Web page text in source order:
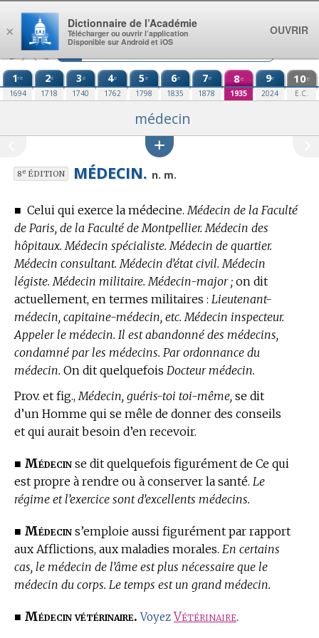
Aller au contenu
1re
1694
2e
1718
3e
1740
4e
1762
5e
1798
6e
1835
7e
1878
8e
1935
9e
2024
10e
E.C.
médecin
8eÉDITION MÉDECIN. n. m.
■ Celui qui exerce la médecine. Médecin de la Faculté
de Paris, de la Faculté de Montpellier. Médecin des
hôpitaux. Médecin spécialiste. Médecin de quartier.
Médecin consultant. Médecin d’état civil. Médecin
légiste. Médecin militaire. Médecin-major ; on dit
actuellement, en termes militaires : Lieutenant-
médecin, capitaine-médecin, etc. Médecin inspecteur.
Appeler le médecin. Il est abandonné des médecins,
condamné par les médecins. Par ordonnance du
médecin. On dit quelquefois Docteur médecin.
Prov. et fig., Médecin, guéris-toi toi-même, se dit
d’un Homme qui se mêle de donner des conseils
et qui aurait besoin d’en recevoir.
■ Médecin se dit quelquefois figurément de Ce qui
est propre à rendre ou à conserver la santé. Le
régime et l’exercice sont d’excellents médecins.
■ Médecin s’emploie aussi figurément par rapport
aux Afflictions, aux maladies morales. En certains
cas, le médecin de l’âme est plus nécessaire que le
médecin du corps. Le temps est un grand médecin.
■ Médecin vétérinaire. VoyezVétérinaire.
×
Dictionnaire de l’Académie
Télécharger ou ouvrir l’application
Disponible sur Android et iOS
OUVRIR